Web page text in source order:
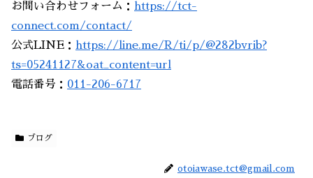
お問い合わせフォーム：
https://tct-
connect.com/contact/
公式LINE：
https://line.me/R/ti/p/@282bvrib?
ts=05241127&oat_content=url
電話番号： 011-206-6717
ブログ
otoiawase.tct@gmail.com